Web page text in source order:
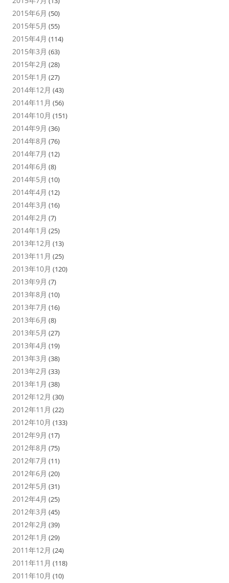
2015年6月 (50)
2015年5月 (55)
2015年4月 (114)
2015年3月 (63)
2015年2月 (28)
2015年1月 (27)
2014年12月 (43)
2014年11月 (56)
2014年10月 (151)
2014年9月 (36)
2014年8月 (76)
2014年7月 (12)
2014年6月 (8)
2014年5月 (10)
2014年4月 (12)
2014年3月 (16)
2014年2月 (7)
2014年1月 (25)
2013年12月 (13)
2013年11月 (25)
2013年10月 (120)
2013年9月 (7)
2013年8月 (10)
2013年7月 (16)
2013年6月 (8)
2013年5月 (27)
2013年4月 (19)
2013年3月 (38)
2013年2月 (33)
2013年1月 (38)
2012年12月 (30)
2012年11月 (22)
2012年10月 (133)
2012年9月 (17)
2012年8月 (75)
2012年7月 (11)
2012年6月 (20)
2012年5月 (31)
2012年4月 (25)
2012年3月 (45)
2012年2月 (39)
2012年1月 (29)
2011年12月 (24)
2011年11月 (118)
2011年10月 (10)